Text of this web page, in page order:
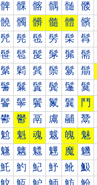
髀 髁 髂 髃 髄 髅
髐 髑 髒 髓 體 髕
髠 髡 髢 髣 髤 髥
髰 髱 髲 髳 髴 髵
鬀 鬁 鬂 鬃 鬄 鬅
鬐 鬑 鬒 鬓 鬔 鬕
鬠 鬡 鬢 鬣 鬤 鬥
鬰 鬱 鬲 鬳 鬴 鬵
魀 魁 魂 魃 魄 魅
魐 魑 魒 魓 魔 魕
魠 魡 魢 魣 魤 魥